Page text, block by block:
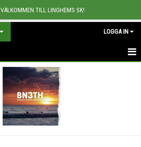
VÄLKOMMEN TILL LINGHEMS SK!
LOGGA IN